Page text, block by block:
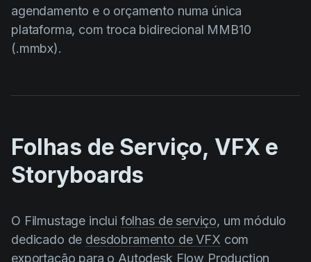
agendamento e o orçamento numa única
plataforma, com troca bidirecional MMB10
(.mmbx).
Folhas de Serviço, VFX e
Storyboards
O Filmustage inclui folhas de serviço, um módulo
dedicado de desdobramento de VFX com
exportação para o Autodesk Flow Production